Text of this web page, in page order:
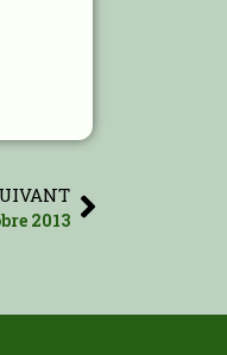
2013